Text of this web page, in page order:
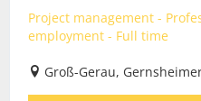
Project management -
employment - Full time
Groß-Gerau,